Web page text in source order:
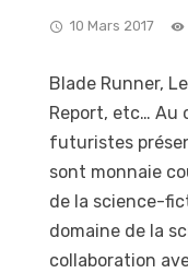
10 Mars 2017
Blade Runner,
Report, etc… Au
futuristes
sont monnaie
de la science-
domaine de la
collaboration